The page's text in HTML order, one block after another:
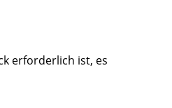
erforderlich ist, es